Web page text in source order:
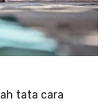
tata cara